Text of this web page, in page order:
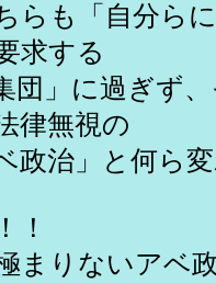
らも「自分ら
求する
団」に過ぎず
律無視の
政治」と何ら
！
まりないアベ